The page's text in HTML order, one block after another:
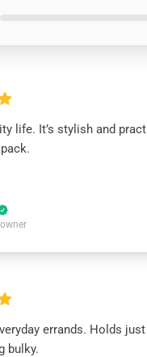
life. It’s stylish and
errands. Holds
bulky.